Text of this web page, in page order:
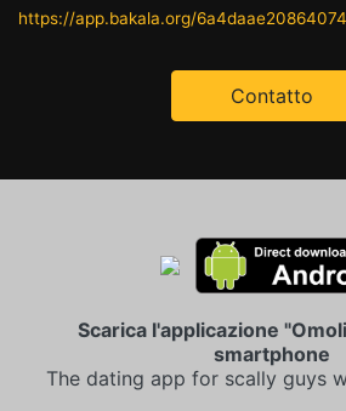
https://app.bakala.org/
Contatto
Scarica l'applicazione
smartphone
The dating app for scally guys